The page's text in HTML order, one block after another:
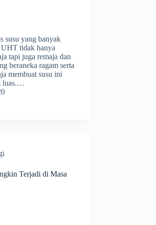
susu yang banyak
UHT tidak hanya
tapi juga remaja dan
beraneka ragam serta
membuat susu ini
luas.…
Terjadi di Masa